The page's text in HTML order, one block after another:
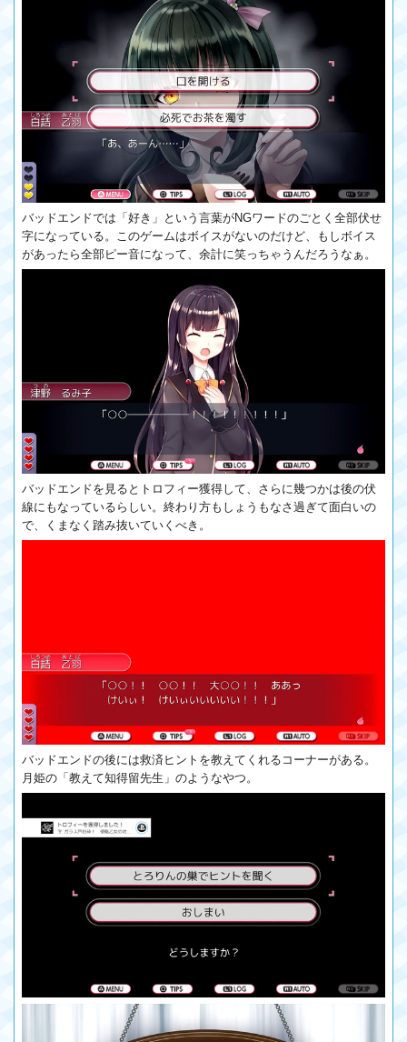
バッドエンドでは「好き」という言葉がNGワードのごとく全部伏せ
字になっている。このゲームはボイスがないのだけど、もしボイス
があったら全部ピー音になって、余計に笑っちゃうんだろうなぁ。
バッドエンドを見るとトロフィー獲得して、さらに幾つかは後の伏
線にもなっているらしい。終わり方もしょうもなさ過ぎて面白いの
で、くまなく踏み抜いていくべき。
バッドエンドの後には救済ヒントを教えてくれるコーナーがある。
月姫の「教えて知得留先生」のようなやつ。